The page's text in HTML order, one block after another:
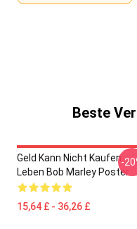
Beste
Geld Kann Nicht Kaufen
Leben Bob Marley Poster
15,64 £ - 36,26 £
-